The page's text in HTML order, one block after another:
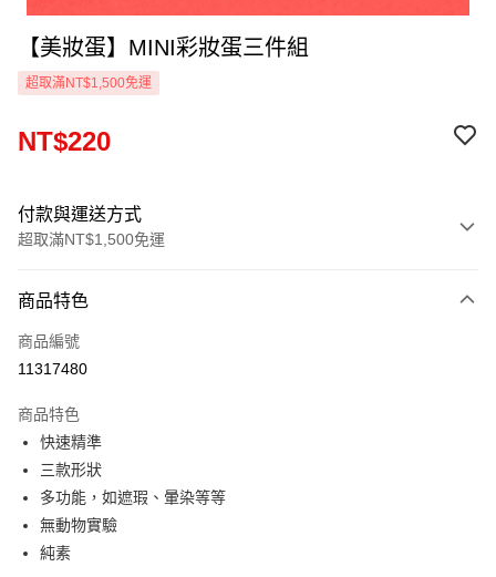
【美妝蛋】MINI彩妝蛋三件組
超取滿NT$1,500免運
NT$220
付款與運送方式
超取滿NT$1,500免運
信用卡一次付款
信用卡分期付款
合作金庫商業銀行
華南商業銀行
上海商業儲蓄銀行
國泰世華商業銀行
臺灣中小企業銀行
匯豐（台灣）商業銀行
聯邦商業銀行
6 期 0 利率 每期
華南商業銀行
上海商業儲蓄銀行
國泰世華商業銀行
臺灣中小企業銀行
超商取貨付款
LINE Pay
Apple Pay
商品特色
商品編號
11317480
商品特色
快速精準
三款形狀
多功能，如遮瑕、暈染等等
無動物實驗
純素